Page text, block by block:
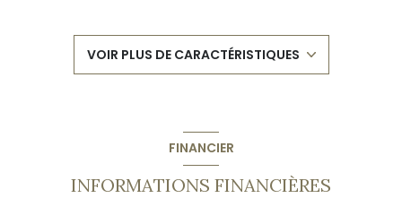
3 chambre(s)
construit en 2006
VOIR PLUS DE CARACTÉRISTIQUES
FINANCIER
INFORMATIONS FINANCIÈRES